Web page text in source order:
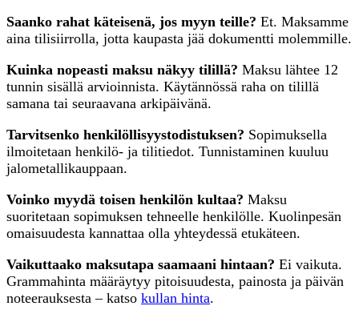
Saanko rahat käteisenä, jos myyn teille? Et. Maksamme
aina tilisiirrolla, jotta kaupasta jää dokumentti molemmille.
Kuinka nopeasti maksu näkyy tilillä? Maksu lähtee 12
tunnin sisällä arvioinnista. Käytännössä raha on tilillä
samana tai seuraavana arkipäivänä.
Tarvitsenko henkilöllisyystodistuksen? Sopimuksella
ilmoitetaan henkilö- ja tilitiedot. Tunnistaminen kuuluu
jalometallikauppaan.
Voinko myydä toisen henkilön kultaa? Maksu
suoritetaan sopimuksen tehneelle henkilölle. Kuolinpesän
omaisuudesta kannattaa olla yhteydessä etukäteen.
Vaikuttaako maksutapa saamaani hintaan? Ei vaikuta.
Grammahinta määräytyy pitoisuudesta, painosta ja päivän
noteerauksesta – katso kullan hinta.